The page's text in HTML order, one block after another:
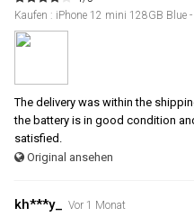
Kaufen : iPhone 12 mini 128GB Blue
The delivery was within the
the battery is in good condition
satisfied.
Original ansehen
kh***y_ Vor 1 Monat